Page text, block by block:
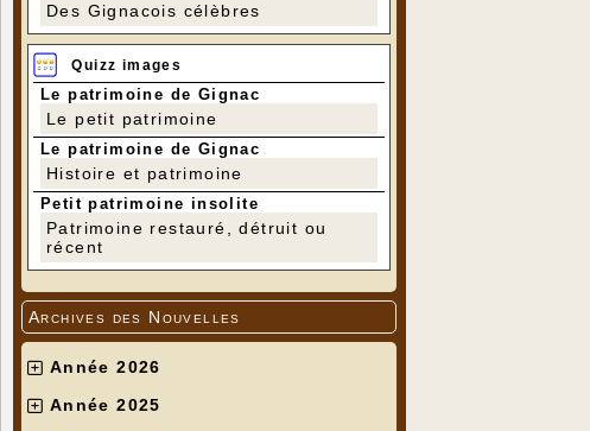
Des Gignacois célèbres
Quizz images
Le patrimoine de Gignac
Le petit patrimoine
Le patrimoine de Gignac
Histoire et patrimoine
Petit patrimoine insolite
Patrimoine restauré, détruit ou
récent
Archives des Nouvelles
Année 2026
Année 2025